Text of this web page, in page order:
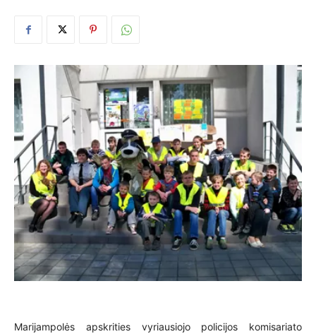
Marijampolės apskrities vyriausiojo policijos komisariato